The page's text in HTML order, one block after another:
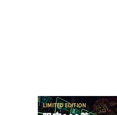
【やらかし？】Lすー